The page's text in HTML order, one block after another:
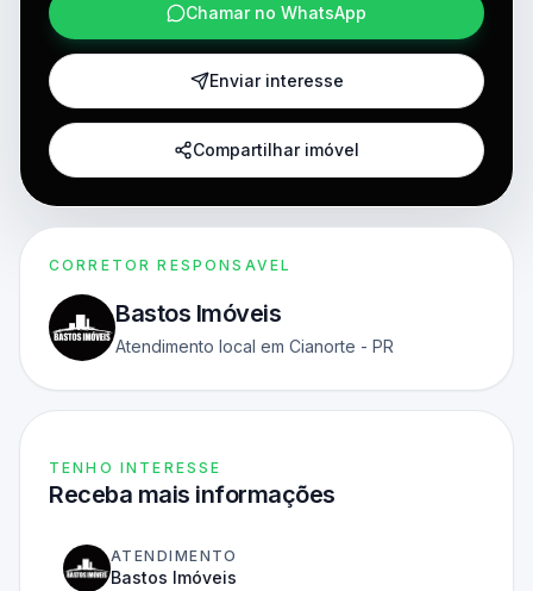
Chamar no WhatsApp
Enviar interesse
Compartilhar imóvel
CORRETOR RESPONSAVEL
Bastos Imóveis
Atendimento local em Cianorte - PR
TENHO INTERESSE
Receba mais informações
ATENDIMENTO
Bastos Imóveis